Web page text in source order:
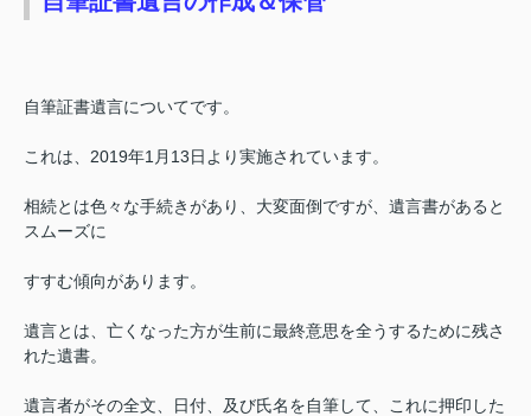
自筆証書遺言についてです。
これは、2019年1月13日より実施されています。
相続とは色々な手続きがあり、大変面倒ですが、遺言書があると
スムーズに
すすむ傾向があります。
遺言とは、亡くなった方が生前に最終意思を全うするために残さ
れた遺書。
遺言者がその全文、日付、及び氏名を自筆して、これに押印した